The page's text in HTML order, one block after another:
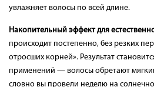
увлажняет волосы по всей длине.
Накопительный эффект для
происходит постепенно, без резких
отросших корней». Результат
применений — волосы обретают
словно вы провели неделю на